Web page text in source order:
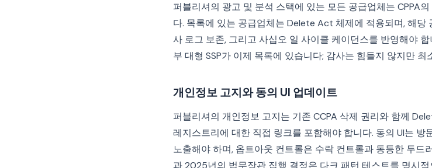
퍼블리셔의 광고 및 분석 스택에 있는 모든 공급업체는 CPPA
다. 목록에 있는 공급업체는 Delete Act 체제에 적용되며, 해당
사 로그 보존, 그리고 사십오 일 사이클 케이던스를 반영해야
부 대형 SSP가 이제 목록에 있습니다; 감사는 힘들지 않지만
개인정보 고지와 동의 UI 업데이트
퍼블리셔의 개인정보 고지는 기존 CCPA 삭제 권리와 함께
레지스트리에 대한 직접 링크를 포함해야 합니다. 동의 UI는
노출해야 하며, 옵트아웃 컨트롤은 수락 컨트롤과 동등한 두
과 2025년의 법무장관 집행 결정은 다크 패턴 테스트를 명시